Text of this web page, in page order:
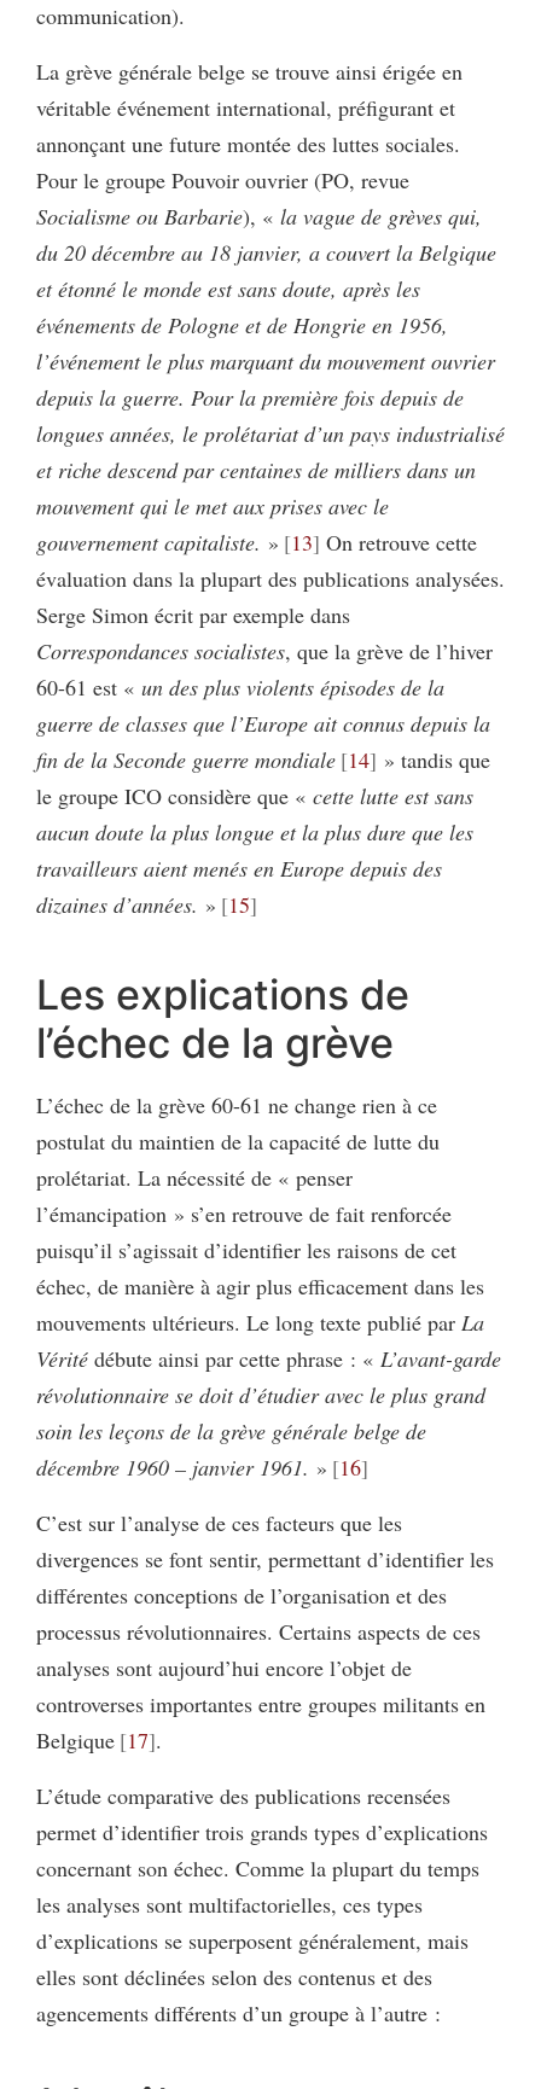
communication).
La grève générale belge se trouve ainsi érigée en
véritable événement international, préfigurant et
annonçant une future montée des luttes sociales.
Pour le groupe Pouvoir ouvrier (PO, revue
Socialisme ou Barbarie), « la vague de grèves qui,
du 20 décembre au 18 janvier, a couvert la Belgique
et étonné le monde est sans doute, après les
événements de Pologne et de Hongrie en 1956,
l’événement le plus marquant du mouvement ouvrier
depuis la guerre. Pour la première fois depuis de
longues années, le prolétariat d’un pays industrialisé
et riche descend par centaines de milliers dans un
mouvement qui le met aux prises avec le
gouvernement capitaliste. » 13 On retrouve cette
évaluation dans la plupart des publications analysées.
Serge Simon écrit par exemple dans
Correspondances socialistes, que la grève de l’hiver
60-61 est « un des plus violents épisodes de la
guerre de classes que l’Europe ait connus depuis la
fin de la Seconde guerre mondiale 14 » tandis que
le groupe ICO considère que « cette lutte est sans
aucun doute la plus longue et la plus dure que les
travailleurs aient menés en Europe depuis des
dizaines d’années. » 15
Les explications de
l’échec de la grève
L’échec de la grève 60-61 ne change rien à ce
postulat du maintien de la capacité de lutte du
prolétariat. La nécessité de « penser
l’émancipation » s’en retrouve de fait renforcée
puisqu’il s’agissait d’identifier les raisons de cet
échec, de manière à agir plus efficacement dans les
mouvements ultérieurs. Le long texte publié par La
Vérité débute ainsi par cette phrase : « L’avant-garde
révolutionnaire se doit d’étudier avec le plus grand
soin les leçons de la grève générale belge de
décembre 1960 – janvier 1961. » 16
C’est sur l’analyse de ces facteurs que les
divergences se font sentir, permettant d’identifier les
différentes conceptions de l’organisation et des
processus révolutionnaires. Certains aspects de ces
analyses sont aujourd’hui encore l’objet de
controverses importantes entre groupes militants en
Belgique 17 .
L’étude comparative des publications recensées
permet d’identifier trois grands types d’explications
concernant son échec. Comme la plupart du temps
les analyses sont multifactorielles, ces types
d’explications se superposent généralement, mais
elles sont déclinées selon des contenus et des
agencements différents d’un groupe à l’autre :